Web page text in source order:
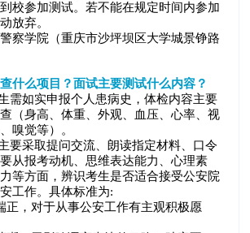
校参加测试。若不能在规定时间内参加
放弃。
察学院（重庆市沙坪坝区大学城景铮路
什么项目？面试主要测试什么内容？
需如实申报个人患病史，体检内容主要
（身高、体重、外观、血压、心率、视
嗅觉等）。
要采取提问交流、朗读指定材料、口令
从报考动机、思维表达能力、心理素
等方面，辨识考生是否适合接受公安院
工作。具体标准为:
正，对于从事公安工作有主观积极愿